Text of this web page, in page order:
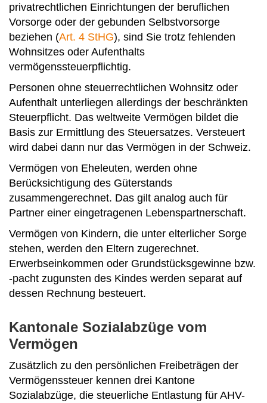
privatrechtlichen Einrichtungen der beruflichen
Vorsorge oder der gebunden Selbstvorsorge
beziehen (Art. 4 StHG), sind Sie trotz fehlenden
Wohnsitzes oder Aufenthalts
vermögenssteuerpflichtig.
Personen ohne steuerrechtlichen Wohnsitz oder
Aufenthalt unterliegen allerdings der beschränkten
Steuerpflicht. Das weltweite Vermögen bildet die
Basis zur Ermittlung des Steuersatzes. Versteuert
wird dabei dann nur das Vermögen in der Schweiz.
Vermögen von Eheleuten, werden ohne
Berücksichtigung des Güterstands
zusammengerechnet. Das gilt analog auch für
Partner einer eingetragenen Lebenspartnerschaft.
Vermögen von Kindern, die unter elterlicher Sorge
stehen, werden den Eltern zugerechnet.
Erwerbseinkommen oder Grundstücksgewinne bzw.
-pacht zugunsten des Kindes werden separat auf
dessen Rechnung besteuert.
Kantonale Sozialabzüge vom
Vermögen
Zusätzlich zu den persönlichen Freibeträgen der
Vermögenssteuer kennen drei Kantone
Sozialabzüge, die steuerliche Entlastung für AHV-